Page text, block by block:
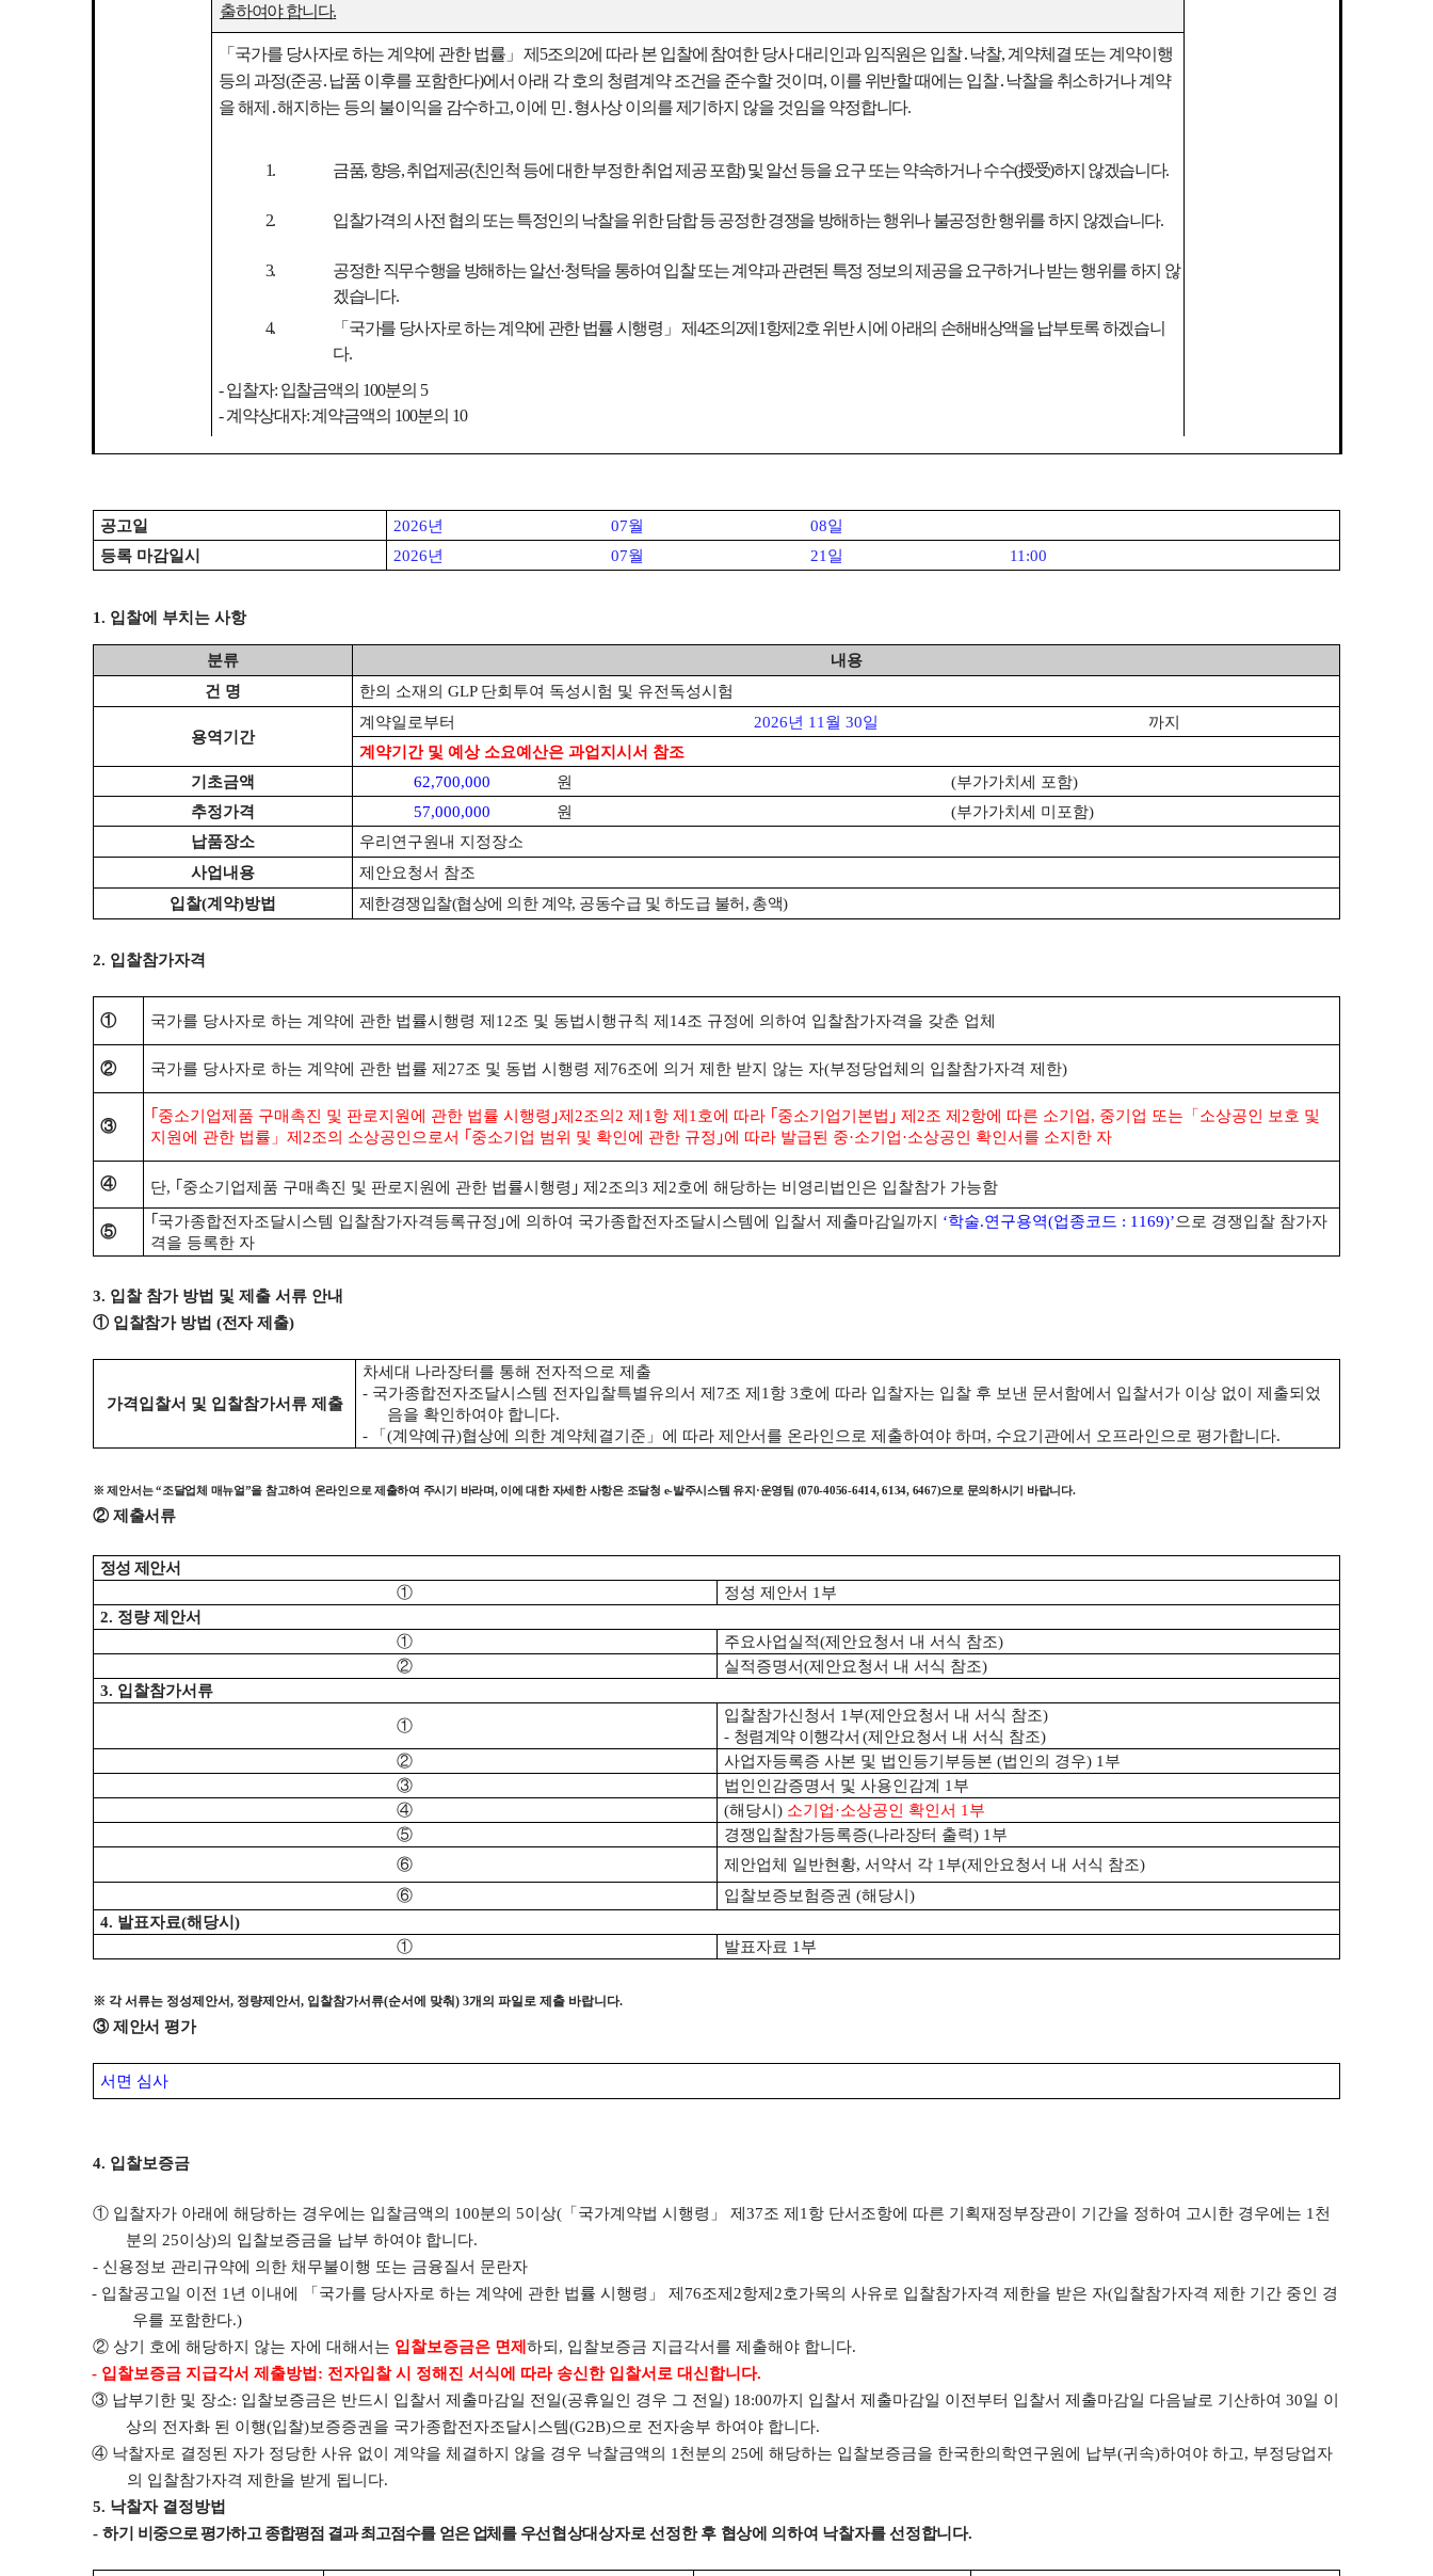
출하여야 합니다.
「 국가를 당사자로 하는 계약에 관한 법률」제 5조의 2에 따라 본 입찰에 참여한 당사 대리인과 임직원은 입찰․낙찰, 계약체결 또는 계약이행
등의 과정(준공․납품 이후를 포함한다)에서 아래 각 호의 청렴계약 조건을 준수할 것이며, 이를 위반할 때에는 입찰․낙찰을 취소하거나 계약
을 해제 ․해지하는 등의 불이익을 감수하고,이에 민 ․형사상 이의를 제기하지 않을 것임을 약정합니다.
1. 금품, 향응,취업제공(친인척 등에 대한 부정한 취업 제공 포함)및 알선 등을 요구 또는 약속하거나 수수(授受)하지 않겠습니다.
2. 입찰가격의 사전 협의 또는 특정인의 낙찰을 위한 담합 등 공정한 경쟁을 방해하는 행위나 불공정한 행위를 하지 않겠습니다.
3. 공정한 직무수행을 방해하는 알선·청탁을 통하여 입찰 또는 계약과 관련된 특정 정보의 제공을 요구하거나 받는 행위를 하지 않
겠습니다.
4.
「 국가를 당사자로 하는 계약에 관한 법률 시행령 」 제 4조의 2제 1항제 2호 위반 시에 아래의 손해배상액을 납부토록 하겠습니
다.
-입찰자: 입찰금액의 100분의 5
-계약상대자:계약금액의 100분의 10
공고일 2026년 07월 08일
등록 마감일시
2026년 07월 21 일 11:00
1. 입찰에 부치는 사항
분류
내용
건 명
한의 소재의 GLP 단회투여 독성시험 및 유전독성시험
용역기간
계약일로부터 2026년 11 월 30일
까지
계약기간 및 예상 소요예산은 과업지시서 참조
기초금액
62,700,000 원 (부가가치세 포함)
추정가격
57,000,000 원 (부가가치세 미포함)
납품장소
우리연구원내 지정장소
사업내용
제안요청서 참조
입찰(계약)방법 제한경쟁입찰(협상에 의한 계약, 공동수급 및 하도급 불허 , 총액)
2. 입찰참가자격
① 국가를 당사자로 하는 계약에 관한 법률시행령 제 12조 및 동법시행규칙 제 14조 규정에 의하여 입찰참가자격을 갖춘 업체
② 국가를 당사자로 하는 계약에 관한 법률 제 27조 및 동법 시행령 제 76조에 의거 제한 받지 않는 자(부정당업체의 입찰참가자격 제한)
③
｢ 중소기업제품 구매촉진 및 판로지원에 관한 법률 시행령 ｣제 2조의 2 제 1 항 제 1 호에 따라 ｢ 중소기업기본법 ｣ 제 2조 제 2항에 따른 소기업, 중기업 또는 「 소상공인 보호 및
지원에 관한 법률 」 제 2조의 소상공인으로서 ｢ 중소기업 범위 및 확인에 관한 규정 ｣에 따라 발급된 중·소기업·소상공인 확인서를 소지한 자
④ 단, ｢ 중소기업제품 구매촉진 및 판로지원에 관한 법률시행령 ｣ 제 2조의 3 제 2호에 해당하는 비영리법인은 입찰참가 가능함
⑤
｢ 국가종합전자조달시스템 입찰참가자격등록규정 ｣에 의하여 국가종합전자조달시스템에 입찰서 제출마감일까지 ‘학술.연구용역(업종코드 : 1169)’으로 경쟁입찰 참가자
격을 등록한 자
3. 입찰 참가 방법 및 제출 서류 안내
① 입찰참가 방법 (전자 제출)
가격입찰서 및 입찰참가서류 제출
차세대 나라장터를 통해 전자적으로 제출
- 국가종합전자조달시스템 전자입찰특별유의서 제 7조 제 1 항 3호에 따라 입찰자는 입찰 후 보낸 문서함에서 입찰서가 이상 없이 제출되었
음을 확인하여야 합니다.
-
「 (계약예규)협상에 의한 계약체결기준 」 에 따라 제안서를 온라인으로 제출하여야 하며 , 수요기관에서 오프라인으로 평가합니다.
※ 제안서는“조달업체 매뉴얼”을 참고하여 온라인으로 제출하여 주시기 바라며, 이에 대한 자세한 사항은 조달청 e-발주시스템 유지 ·운영팀 (070-4056-6414, 6134, 6467)으로 문의하시기 바랍니다.
② 제출서류
정성 제안서
①
정성 제안서 1 부
2. 정량 제안서
①
주요사업실적(제안요청서 내 서식 참조)
②
실적증명서(제안요청서 내 서식 참조)
3. 입찰참가서류
①
입찰참가신청서 1 부(제안요청서 내 서식 참조)
- 청렴계약 이행각서(제안요청서 내 서식 참조)
②
사업자등록증 사본 및 법인등기부등본 (법인의 경우) 1 부
③
법인인감증명서 및 사용인감계 1 부
④
(해당시 ) 소기업·소상공인 확인서 1 부
⑤
경쟁입찰참가등록증(나라장터 출력) 1 부
⑥
제안업체 일반현황, 서약서 각 1 부(제안요청서 내 서식 참조)
⑥
입찰보증보험증권 (해당시 )
4. 발표자료(해당시 )
①
발표자료 1 부
※ 각 서류는 정성제안서, 정량제안서, 입찰참가서류(순서에 맞춰) 3개의 파일로 제출 바랍니다.
③ 제안서 평가
서면 심사
4. 입찰보증금
① 입찰자가 아래에 해당하는 경우에는 입찰금액의 100분의 5이상(「 국가계약법 시행령 」 제 37조 제 1 항 단서조항에 따른 기획재정부장관이 기간을 정하여 고시한 경우에는 1 천
분의 25이상)의 입찰보증금을 납부 하여야 합니다.
- 신용정보 관리규약에 의한 채무불이행 또는 금융질서 문란자
- 입찰공고일 이전 1 년 이내에 「 국가를 당사자로 하는 계약에 관한 법률 시행령 」제 76조제 2항제 2호가목의 사유로 입찰참가자격 제한을 받은 자(입찰참가자격 제한 기간 중인 경
우를 포함한다.)
② 상기 호에 해당하지 않는 자에 대해서는 입찰보증금은 면제 하되 , 입찰보증금 지급각서를 제출해야 합니다.
- 입찰보증금 지급각서 제출방법 : 전자입찰 시 정해진 서식에 따라 송신한 입찰서로 대신합니다.
③ 납부기한 및 장소: 입찰보증금은 반드시 입찰서 제출마감일 전일(공휴일인 경우 그 전일) 18:00까지 입찰서 제출마감일 이전부터 입찰서 제출마감일 다음날로 기산하여30일 이
상의 전자화 된 이행(입찰)보증증권을 국가종합전자조달시스템(G2B)으로 전자송부 하여야 합니다.
④ 낙찰자로 결정된 자가 정당한 사유 없이 계약을 체결하지 않을 경우 낙찰금액의 1 천분의 25에 해당하는 입찰보증금을 한국한의학연구원에 납부(귀속)하여야 하고, 부정당업자
의 입찰참가자격 제한을 받게 됩니다.
5. 낙찰자 결정방법
- 하기 비중으로 평가하고 종합평점 결과 최고점수를 얻은업체를 우선협상대상자로 선정한 후 협상에 의하여 낙찰자를 선정합니다.